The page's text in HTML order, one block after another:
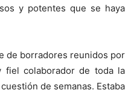
y potentes que se haya
de borradores reunidos por
fiel colaborador de toda la
de semanas. Estaba